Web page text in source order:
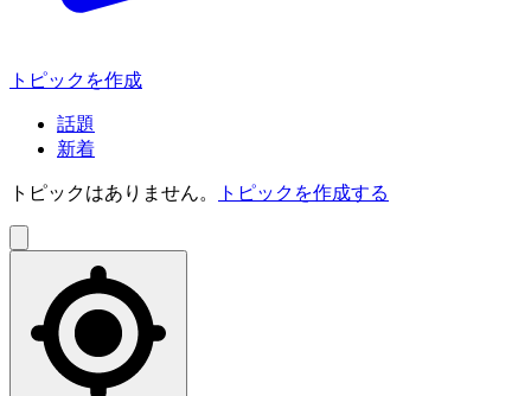
トピックを作成
話題
新着
トピックはありません。 トピックを作成する